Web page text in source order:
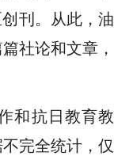
刊。从此，油
社论和文章，
和抗日教育教
完全统计，仅